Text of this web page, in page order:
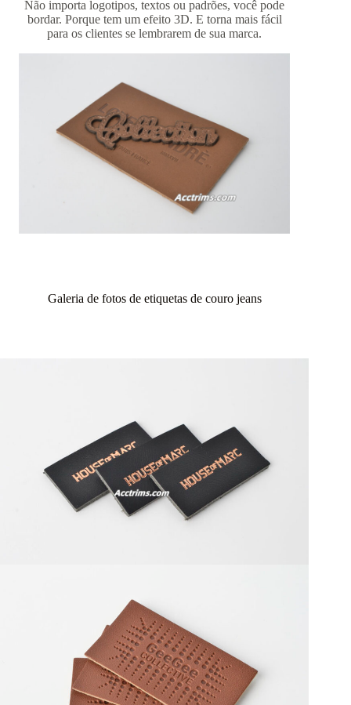
Não importa logotipos, textos ou padrões, você pode
bordar. Porque tem um efeito 3D. E torna mais fácil
para os clientes se lembrarem de sua marca.
Galeria de fotos de etiquetas de couro jeans